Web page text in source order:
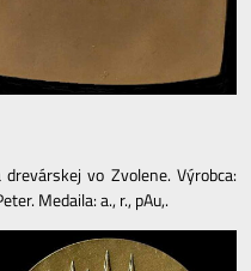
vo Zvolene. Výrobca:
Medaila: a., r., pAu,.